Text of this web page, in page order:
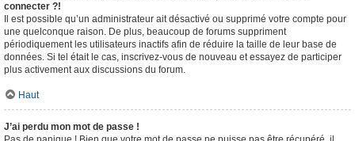
connecter ?!
Il est possible qu’un administrateur ait désactivé ou supprimé votre compte pour
une quelconque raison. De plus, beaucoup de forums suppriment
périodiquement les utilisateurs inactifs afin de réduire la taille de leur base de
données. Si tel était le cas, inscrivez-vous de nouveau et essayez de participer
plus activement aux discussions du forum.
Haut
J’ai perdu mon mot de passe !